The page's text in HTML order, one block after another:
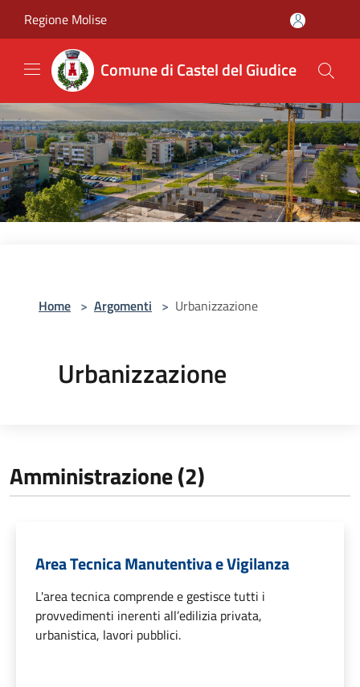
Regione Molise
Comune di Castel del Giudice
Home > Argomenti > Urbanizzazione
Urbanizzazione
Amministrazione (2)
Area Tecnica Manutentiva e Vigilanza
L'area tecnica comprende e gestisce tutti i
provvedimenti inerenti all’edilizia privata,
urbanistica, lavori pubblici.